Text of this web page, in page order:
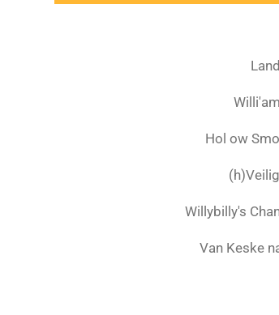
Hol ow
Willybilly's
Van Keske